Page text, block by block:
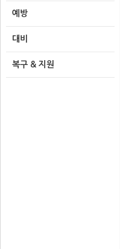
예방
대비
복구 & 지원